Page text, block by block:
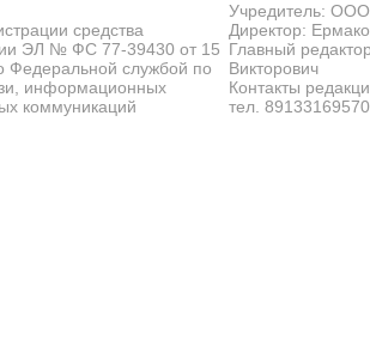
средства
ЭЛ № ФС 77-39430 от 15
Федеральной службой по
информационных
коммуникаций
Учредитель:
Директор:
Главный
Викторович
Контакты
тел. 89133169570